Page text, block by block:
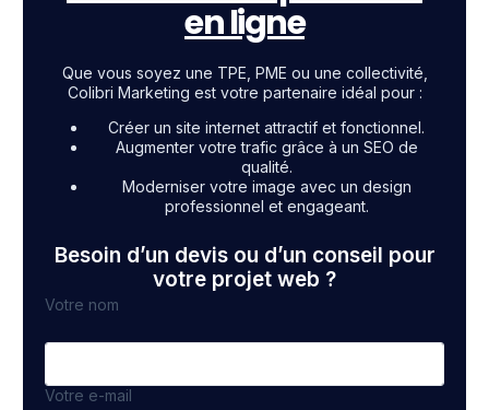
en ligne
Que vous soyez une TPE, PME ou une collectivité,
Colibri Marketing est votre partenaire idéal pour :
Créer un site internet attractif et fonctionnel.
Augmenter votre trafic grâce à un SEO de
qualité.
Moderniser votre image avec un design
professionnel et engageant.
Besoin d’un devis ou d’un conseil pour
votre projet web ?
Votre nom
Votre e-mail